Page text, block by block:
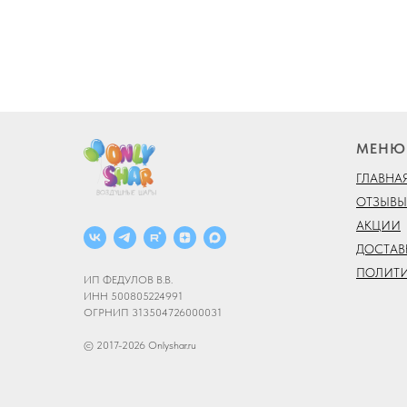
ИП ФЕДУЛОВ В.В.
ИНН 500805224991
ОГРНИП 313504726000031
© 2017-2026 Onlyshar.ru
МЕНЮ
ОТЗЫВЫ
АКЦИИ